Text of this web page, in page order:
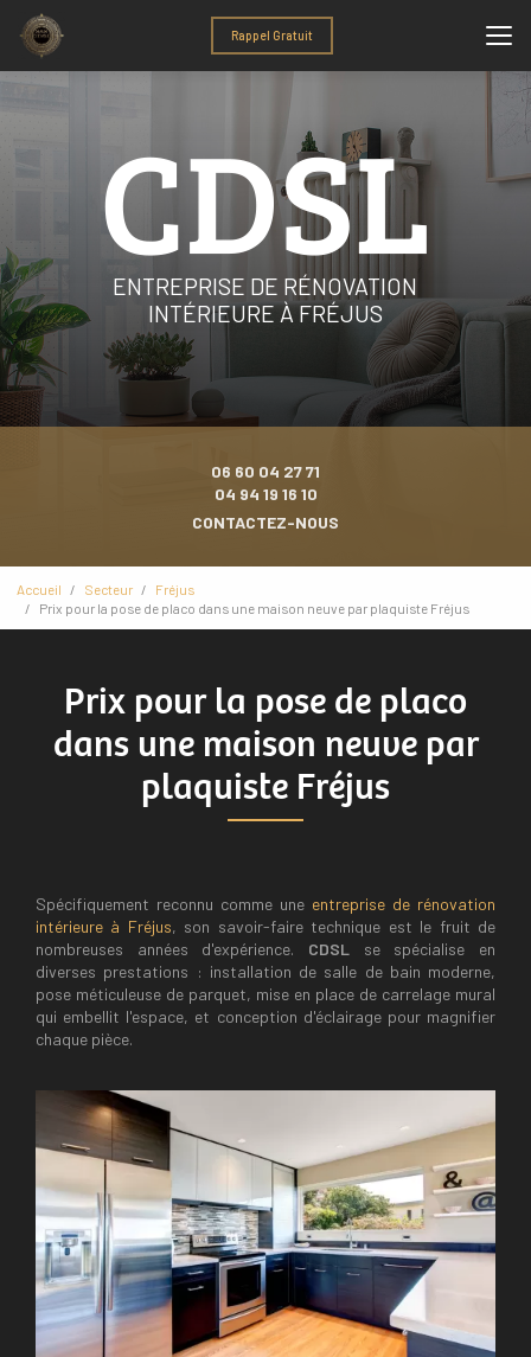
contenu
Rappel Gratuit
ENTREPRISE DE RÉNOVATION
INTÉRIEURE À FRÉJUS
06 60 04 27 71
04 94 19 16 10
CONTACTEZ-NOUS
Accueil Secteur
Fréjus
Prix pour la pose de placo dans une maison neuve par plaquiste Fréjus
Prix pour la pose de placo
dans une maison neuve par
plaquiste Fréjus
Spécifiquement reconnu comme une entreprise de rénovation
intérieure à Fréjus, son savoir-faire technique est le fruit de
nombreuses années d'expérience. CDSL se spécialise en
diverses prestations : installation de salle de bain moderne,
pose méticuleuse de parquet, mise en place de carrelage mural
qui embellit l'espace, et conception d'éclairage pour magnifier
chaque pièce.